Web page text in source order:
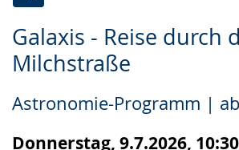
Galaxis - Reise durch
Milchstraße
Astronomie-Programm |
Donnerstag, 9.7.2026,
Leichten
Sprache
Audio-
Unterstützung.
Video
in
Gebärdensprache
wird